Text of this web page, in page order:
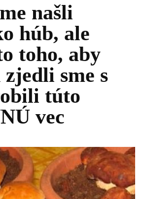
našli
húb, ale
toho, aby
zjedli sme s
túto
vec